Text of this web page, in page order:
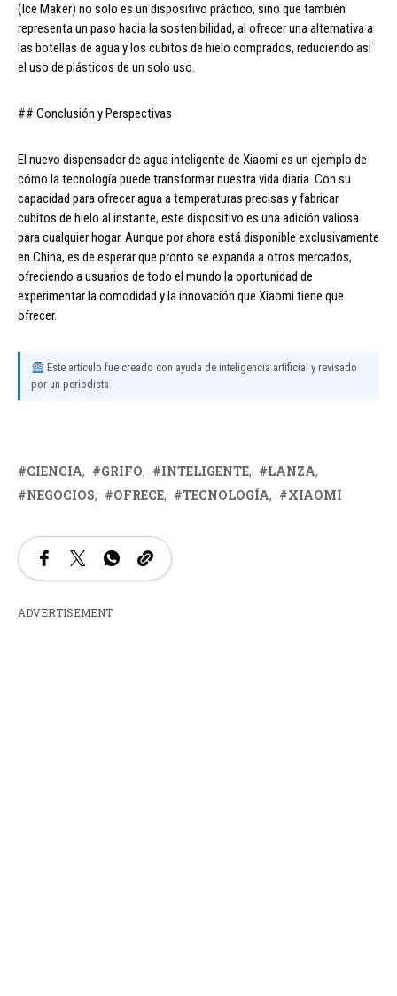
(Ice Maker) no solo es un dispositivo práctico, sino que también
representa un paso hacia la sostenibilidad, al ofrecer una alternativa a
las botellas de agua y los cubitos de hielo comprados, reduciendo así
el uso de plásticos de un solo uso.
## Conclusión y Perspectivas
El nuevo dispensador de agua inteligente de Xiaomi es un ejemplo de
cómo la tecnología puede transformar nuestra vida diaria. Con su
capacidad para ofrecer agua a temperaturas precisas y fabricar
cubitos de hielo al instante, este dispositivo es una adición valiosa
para cualquier hogar. Aunque por ahora está disponible exclusivamente
en China, es de esperar que pronto se expanda a otros mercados,
ofreciendo a usuarios de todo el mundo la oportunidad de
experimentar la comodidad y la innovación que Xiaomi tiene que
ofrecer.
Este artículo fue creado con ayuda de inteligencia artificial y revisado
por un periodista.
CIENCIA GRIFO INTELIGENTE
LANZA
NEGOCIOS
OFRECE TECNOLOGÍA XIAOMI
ADVERTISEMENT